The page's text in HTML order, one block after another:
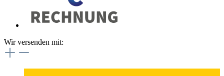
Wir versenden mit: